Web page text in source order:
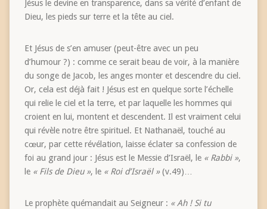
Jésus le devine en transparence, dans sa vérité d’enfant de
Dieu, les pieds sur terre et la tête au ciel.
Et Jésus de s’en amuser (peut-être avec un peu
d’humour ?) : comme ce serait beau de voir, à la manière
du songe de Jacob, les anges monter et descendre du ciel.
Or, cela est déjà fait ! Jésus est en quelque sorte l’échelle
qui relie le ciel et la terre, et par laquelle les hommes qui
croient en lui, montent et descendent. Il est vraiment celui
qui révèle notre être spirituel. Et Nathanaël, touché au
cœur, par cette révélation, laisse éclater sa confession de
foi au grand jour : Jésus est le Messie d’Israël, le « Rabbi »,
le « Fils de Dieu », le « Roi d’Israël »(v.49)…
Le prophète quémandait au Seigneur : « Ah ! Si tu